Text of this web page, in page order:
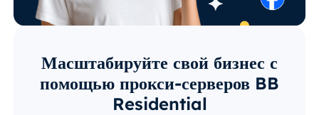
Масштабируйте свой бизнес с
помощью прокси-серверов BB
Residential